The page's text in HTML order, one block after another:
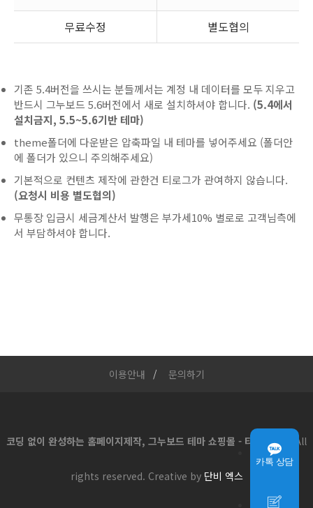
카톡 상담
무료수정 별도협의
기존 5.4버전을 쓰시는 분들께서는 계정 내 데이터를 모두 지우고
반드시 그누보드 5.6버전에서 새로 설치하셔야 합니다. (5.4에서
설치금지, 5.5~5.6기반 테마)
theme폴더에 다운받은 압축파일 내 테마를 넣어주세요 (폴더안
에 폴더가 있으니 주의해주세요)
기본적으로 컨텐츠 제작에 관한건 티로그가 관여하지 않습니다.
(요청시 비용 별도협의)
무통장 입금시 세금계산서 발행은 부가세10% 별로로 고객님측에
서 부담하셔야 합니다.
이용안내 문의하기
코딩 없이 완성하는 홈페이지제작, 그누보드 테마 쇼핑몰 - 티로그몰 All
rights reserved. Creative by 단비 엑스